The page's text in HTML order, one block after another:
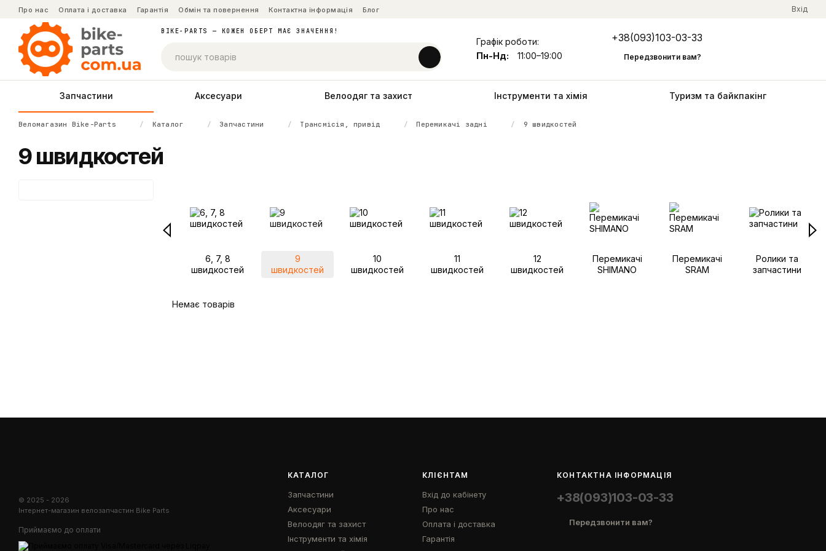
Перейти до основного контенту
Про нас Оплата і доставка Гарантія Обмін та повернення Контактна інформація Блог Вхід
BIKE-PARTS — КОЖЕН ОБЕРТ МАЄ ЗНАЧЕННЯ!
Графік роботи:
Пн-Нд:
11:00–19:00
+38(093)103-03-33
Передзвонити вам?
Запчастини Аксесуари Велоодяг та захист Інструменти та хімія Туризм та байкпакінг
Веломагазин Bike-Parts Каталог Запчастини Трансмісія, привід Перемикачі задні 9 швидкостей
9 швидкостей
6, 7, 8
швидкостей
9
швидкостей
10
швидкостей
11
швидкостей
12
швидкостей
Перемикачі
SHIMANO
Перемикачі
SRAM
Ролики та
запчастини
Немає товарів
© 2025 - 2026
Інтернет-магазин велозапчастин Bike Parts
Приймаємо до оплати
КАТАЛОГ
Запчастини
Аксесуари
Велоодяг та захист
Інструменти та хімія
КЛІЄНТАМ
Вхід до кабінету
Про нас
Оплата і доставка
Гарантія
КОНТАКТНА ІНФОРМАЦІЯ
+38(093)103-03-33
Передзвонити вам?